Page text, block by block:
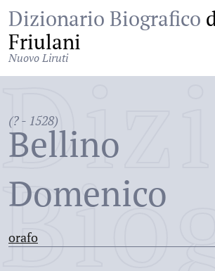
Dizionario Biografico
Friulani
Nuovo Liruti
(? - 1528)
Bellino
Domenico
orafo